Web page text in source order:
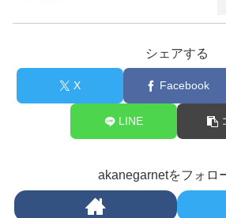
シェアする
X Facebook
LINE
akanegarnetをフォロ